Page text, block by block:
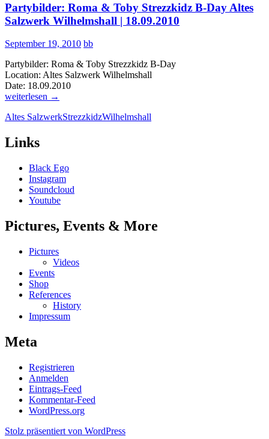
Partybilder: Roma & Toby Strezzkidz B-Day Altes
Salzwerk Wilhelmshall | 18.09.2010
September 19, 2010 bb
Partybilder: Roma & Toby Strezzkidz B-Day
Location: Altes Salzwerk Wilhelmshall
Date: 18.09.2010
Partybilder:
&
Strezzkidz
B-
Altes
Salzwerk
Wilhelmshall
weiterlesen →
Altes SalzwerkStrezzkidzWilhelmshall
Links
Black Ego
Instagram
Soundcloud
Youtube
Pictures, Events & More
Pictures
Videos
Events
Shop
References
History
Impressum
Meta
Registrieren
Anmelden
Eintrags-Feed
Kommentar-Feed
WordPress.org
Stolz präsentiert von WordPress